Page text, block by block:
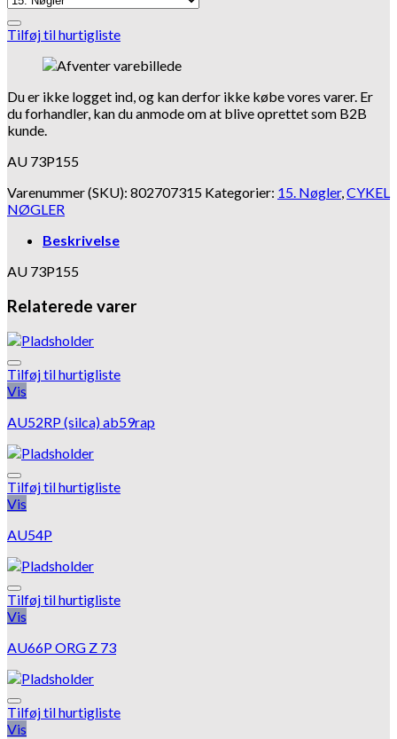
Tilføj til hurtigliste
Du er ikke logget ind, og kan derfor ikke købe vores varer. Er
du forhandler, kan du anmode om at blive oprettet som B2B
kunde.
AU 73P155
Varenummer (SKU): 802707315 Kategorier: 15. Nøgler,CYKEL
NØGLER
Beskrivelse
AU 73P155
Relaterede varer
Tilføj til hurtigliste
Vis
AU52RP (silca) ab59rap
Tilføj til hurtigliste
Vis
AU54P
Tilføj til hurtigliste
Vis
AU66P ORG Z 73
Tilføj til hurtigliste
Vis